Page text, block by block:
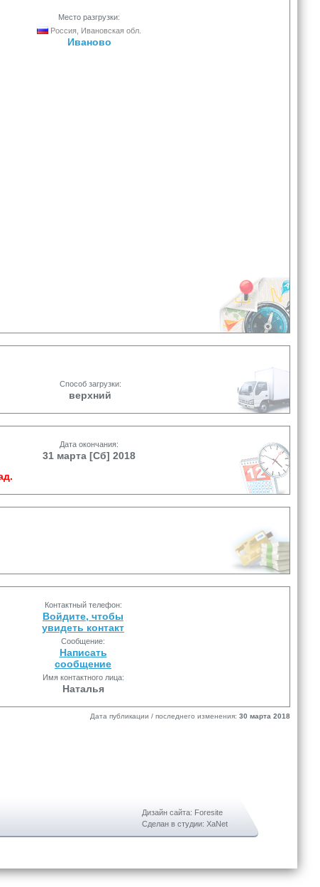
Место разгрузки:
Россия, Ивановская обл.
Иваново
Способ загрузки:
верхний
Дата окончания:
31 марта [Сб] 2018
Контактный телефон:
Войдите, чтобы
увидеть контакт
Сообщение:
Написать
сообщение
Имя контактного лица:
Наталья
Дата публикации / последнего изменения: 30 марта 2018
Дизайн сайта: Foresite
Сделан в студии: XaNet